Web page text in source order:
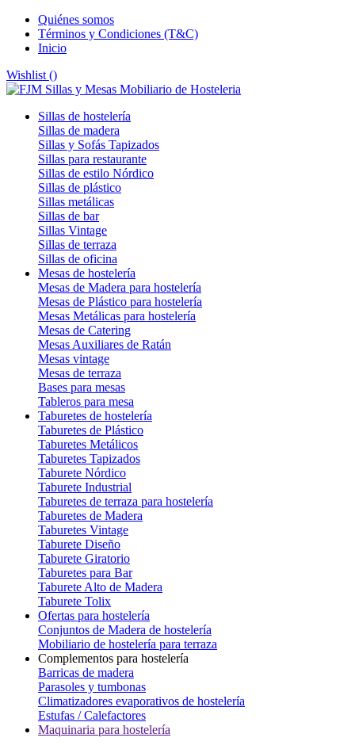
Quiénes somos
Términos y Condiciones (T&C)
Inicio
Wishlist ()
Sillas de hostelería
Sillas de madera
Sillas y Sofás Tapizados
Sillas para restaurante
Sillas de estilo Nórdico
Sillas de plástico
Sillas metálicas
Sillas de bar
Sillas Vintage
Sillas de terraza
Sillas de oficina
Mesas de hostelería
Mesas de Madera para hostelería
Mesas de Plástico para hostelería
Mesas Metálicas para hostelería
Mesas de Catering
Mesas Auxiliares de Ratán
Mesas vintage
Mesas de terraza
Bases para mesas
Tableros para mesa
Taburetes de hostelería
Taburetes de Plástico
Taburetes Metálicos
Taburetes Tapizados
Taburete Nórdico
Taburete Industrial
Taburetes de terraza para hostelería
Taburetes de Madera
Taburetes Vintage
Taburete Diseño
Taburete Giratorio
Taburetes para Bar
Taburete Alto de Madera
Taburete Tolix
Ofertas para hostelería
Conjuntos de Madera de hostelería
Mobiliario de hostelería para terraza
Complementos para hostelería
Barricas de madera
Parasoles y tumbonas
Climatizadores evaporativos de hostelería
Estufas / Calefactores
Maquinaria para hostelería